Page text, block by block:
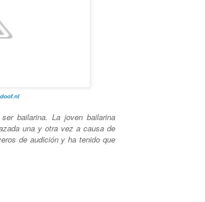
bailarina. La joven bailarina
una y otra vez a causa de
de audición y ha tenido que